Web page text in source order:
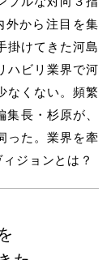
外から注目を集
掛けてきた河島
ハビリ業界で河
なくない。頻繁
長・杉原が、
った。業界を牽
ジョンとは？